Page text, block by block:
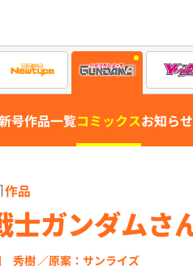
号作品一覧コミックスお知らせ
作品
士ガンダム
秀樹 原案：サンライズ